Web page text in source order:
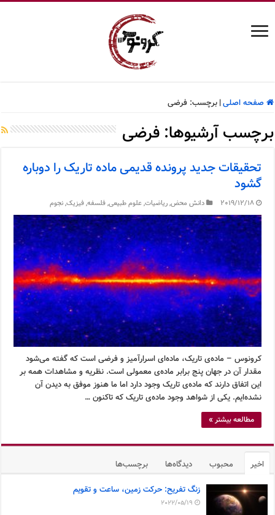
صفحه اصلی| برچسب:فرضی
برچسب آرشیوها:فرضی
تحقیقات جدید پرونده قدیمی ماده تاریک را دوباره
گشود
2019/12/18 دانش محض,ریاضیات,علوم طبیعی,فلسفه,فیزیک,نجوم
کرونوس – ماده‌ی تاریک، ماده‌ای اسرارآمیز و فرضی است که گفته می‌شود
مقدار آن در جهان پنج برابر ماده‌ی معمولی است. نظریه و مشاهدات همه بر
این اتفاق دارند که ماده‌ی تاریک وجود دارد اما ما هنوز موفق به دیدن آن
نشده‌ایم. یکی از شواهد وجود ماده‌ی تاریک که تاکنون …
مطالعه بیشتر »
اخیر محبوب دیدگاه‌ها برچسب‌ها
زنگ تفریح: حرکت زمین، ساعت و تقویم
2022/05/19